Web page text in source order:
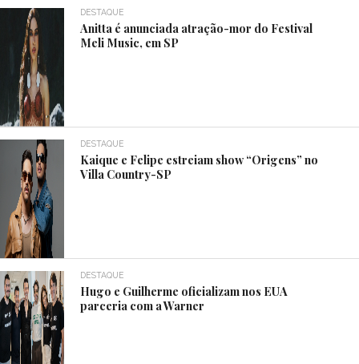
DESTAQUE
Anitta é anunciada atração-mor do Festival
Meli Music, em SP
DESTAQUE
Kaique e Felipe estreiam show “Origens” no
Villa Country-SP
DESTAQUE
Hugo e Guilherme oficializam nos EUA
parceria com a Warner